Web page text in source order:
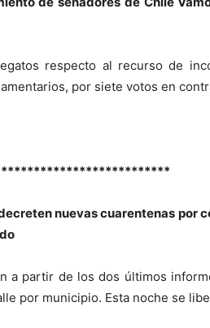
respecto al recurso de
por siete votos en
nuevas cuarentenas por
a partir de los dos últimos
por municipio. Esta noche se